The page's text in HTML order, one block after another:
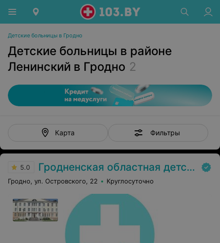
Детские больницы в Гродно
Детские больницы в районе
Ленинский в Гродно 2
Карта Фильтры
5.0 Гродненская областная детская клиническая больница
Гродно, ул. Островского, 22 Круглосуточно